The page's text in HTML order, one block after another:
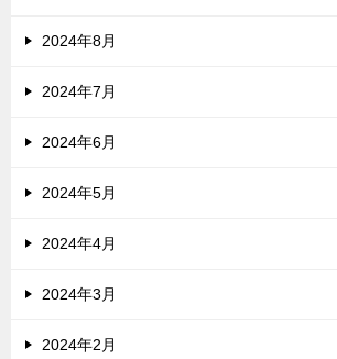
2024年8月
2024年7月
2024年6月
2024年5月
2024年4月
2024年3月
2024年2月